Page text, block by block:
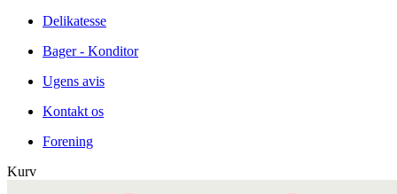
Delikatesse
Bager - Konditor
Ugens avis
Kontakt os
Forening
Kurv